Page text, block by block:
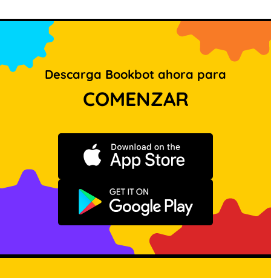
Descarga Bookbot ahora para
COMENZAR
Descargar en App Store
Disponible en Google Play